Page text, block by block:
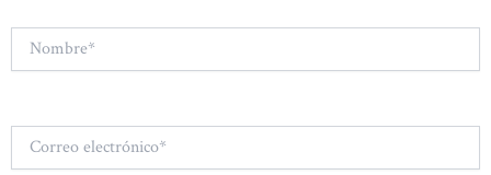
Nombre*
Correo
electrónico*